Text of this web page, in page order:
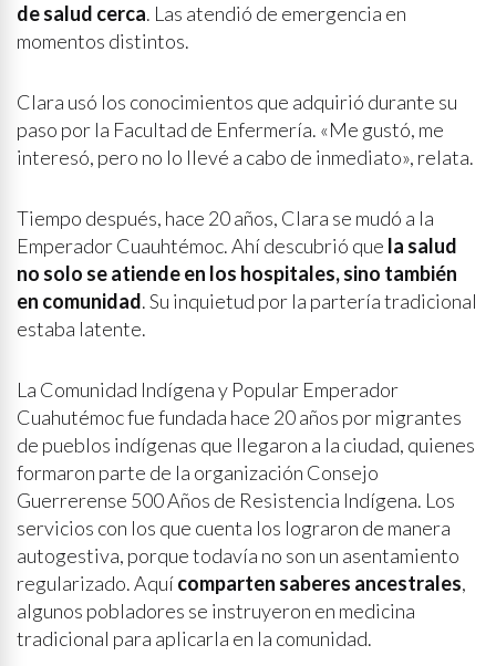
de salud cerca. Las atendió de emergencia en
momentos distintos.
Clara usó los conocimientos que adquirió durante su
paso por la Facultad de Enfermería. «Me gustó, me
interesó, pero no lo llevé a cabo de inmediato», relata.
Tiempo después, hace 20 años, Clara se mudó a la
Emperador Cuauhtémoc. Ahí descubrió que la salud
no solo se atiende en los hospitales, sino también
en comunidad. Su inquietud por la partería tradicional
estaba latente.
La Comunidad Indígena y Popular Emperador
Cuahutémoc fue fundada hace 20 años por migrantes
de pueblos indígenas que llegaron a la ciudad, quienes
formaron parte de la organización Consejo
Guerrerense 500 Años de Resistencia Indígena. Los
servicios con los que cuenta los lograron de manera
autogestiva, porque todavía no son un asentamiento
regularizado. Aquícomparten saberes ancestrales,
algunos pobladores se instruyeron en medicina
tradicional para aplicarla en la comunidad.